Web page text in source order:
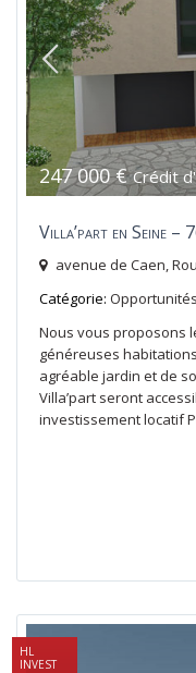
247 000 €Crédit
Villa’part en Seine –
avenue de Caen,
Catégorie: Opportunités
Nous vous proposons
généreuses habitations
agréable jardin et de
Villa’part seront
investissement locatif
HL
INVEST